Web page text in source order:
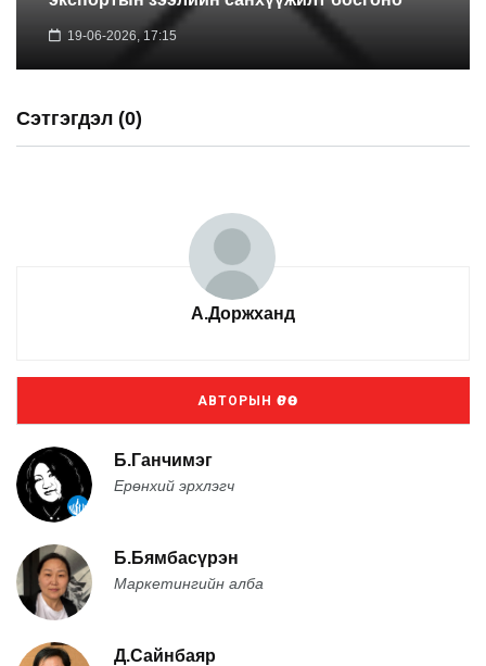
19-06-2026, 17:15
Сэтгэгдэл (0)
А.Доржханд
АВТОРЫН ӨРӨӨ
Б.Ганчимэг
Ерөнхий эрхлэгч
Б.Бямбасүрэн
Маркетингийн алба
Д.Сайнбаяр